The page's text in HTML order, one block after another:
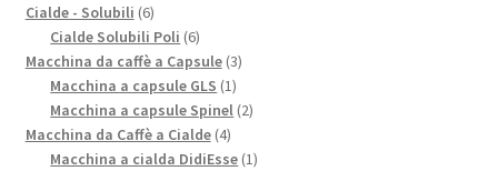
Cialde - Solubili 66
prodotti
Cialde Solubili Poli 66
prodotti
Macchina da caffè a Capsule 33
Macchina a capsule GLS 11
prodotto
Macchina a capsule Spinel 22
Macchina da Caffè a Cialde 44
prodotti
Macchina a cialda DidiEsse 11